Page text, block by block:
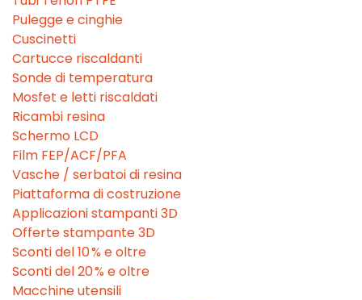
Pulegge e cinghie
Cuscinetti
Cartucce riscaldanti
Sonde di temperatura
Mosfet e letti riscaldati
Ricambi resina
Schermo LCD
Film FEP/ACF/PFA
Vasche / serbatoi di resina
Piattaforma di costruzione
Applicazioni stampanti 3D
Offerte stampante 3D
Sconti del 10 % e oltre
Sconti del 20 % e oltre
Macchine utensili